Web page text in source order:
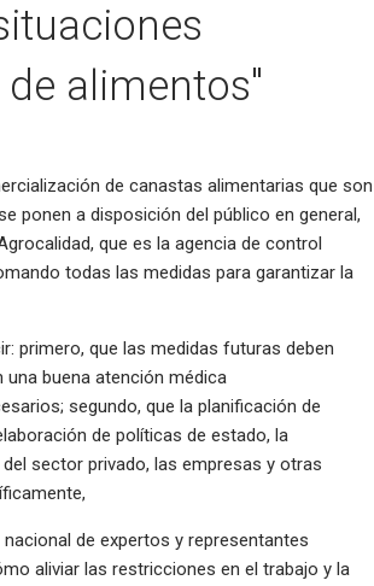
alimentos"
de canastas alimentarias que son
ponen a disposición del público en general,
que es la agencia de control
todas las medidas para garantizar la
primero, que las medidas futuras deben
una buena atención médica
segundo, que la planificación de
de políticas de estado, la
sector privado, las empresas y otras
de expertos y representantes
aliviar las restricciones en el trabajo y la